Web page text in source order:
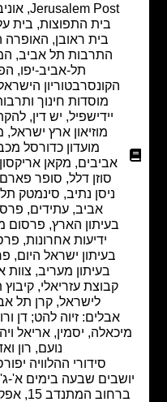
Jerusalem Post
,
בית התפוצות,בית עלמין
בית ראובן,האופרה
התרבות תל אביב,המכללה
תל-אביב-יפו,
הקונסרבטוריון הישראלי
מוסדות חינוך ותרבות בת”א
יידישפיל,יש דין,להקת
מוזיאון ארץ ישראל, מוזיאון
מועדון כדורסל מכבי תל
אביבים
,מקאן אריקסון ,מרכז
סוזן דלל,סופר פארם,
ניסן נתיב,סינמטק תל-אביב,
עתידים ,פרסום
בעיתון הארץ,פרסום מודעת
ידיעות אחרונות,פרסום
בעיתון ישראל היום,פרסום
בעיתון מעריב, צוות ארגון
קבוצת עזריאלי ,קיבוץ תל קציר
,קרן תל אביב יפו
אבלים: זיוה להט; דן ורונית
יסמין, אריאל ויהונתן;
נועם, רון ואדם.
סידורי ההלוויה יפורסמו
יושבים
ברחוב המתנדב 15,